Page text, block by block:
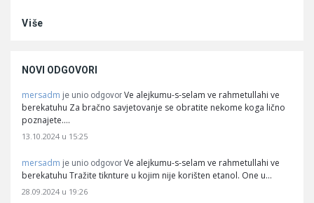
Više
NOVI ODGOVORI
mersadm je unio odgovor Ve alejkumu-s-selam ve rahmetullahi ve
berekatuhu Za bračno savjetovanje se obratite nekome koga lično
poznajete.…
13.10.2024 u 15:25
mersadm je unio odgovor Ve alejkumu-s-selam ve rahmetullahi ve
berekatuhu Tražite tiknture u kojim nije korišten etanol. One u…
28.09.2024 u 19:26